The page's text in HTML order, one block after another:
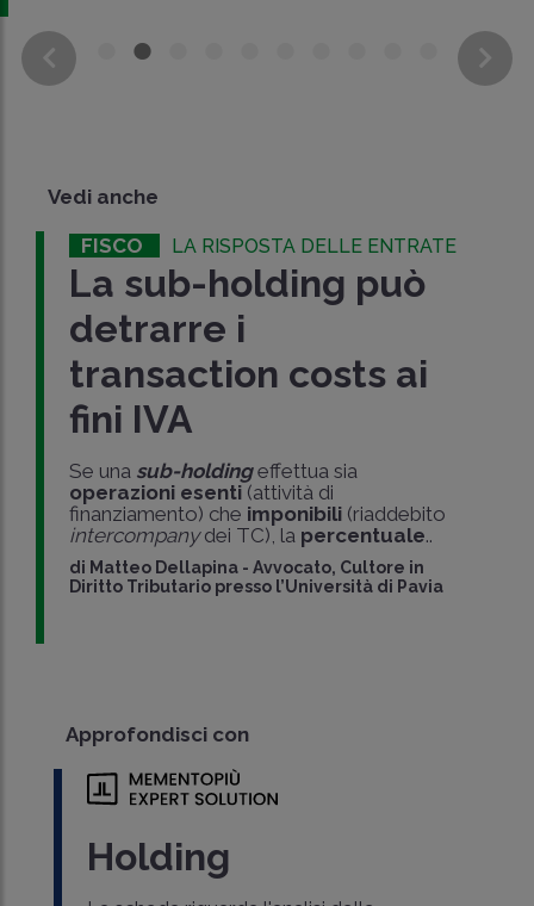
Vedi anche
FISCO LA RISPOSTA DELLE ENTRATE
La sub-holding può
detrarre i
transaction costs ai
fini IVA
Se una sub-holdingeffettua sia
operazioni esenti (attività di
finanziamento) che imponibili (riaddebito
intercompanydei TC), la percentuale..
di Matteo Dellapina -Avvocato, Cultore in
Diritto Tributario presso l’Università di Pavia
Approfondisci con
Holding